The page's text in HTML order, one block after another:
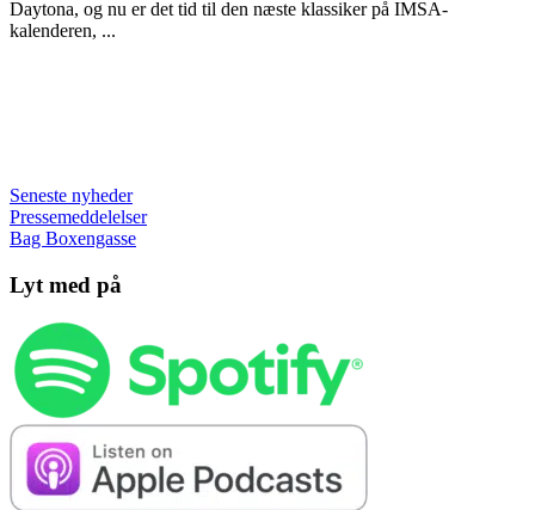
Daytona, og nu er det tid til den næste klassiker på IMSA-
kalenderen, ...
Seneste nyheder
Pressemeddelelser
Bag Boxengasse
Lyt med på